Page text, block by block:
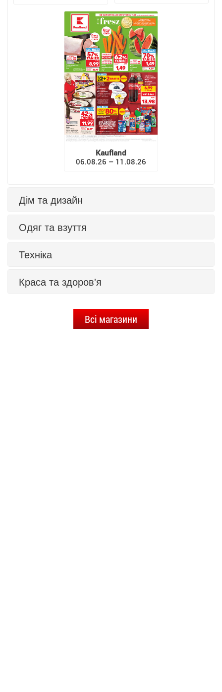
Kaufland
06.08.26 – 11.08.26
Дім та дизайн
Одяг та взуття
Техніка
Краса та здоров'я
Всі магазини